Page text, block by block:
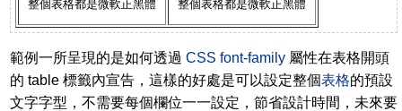
整個表格都是微軟正黑體 整個表格都是微軟正黑體
範例一所呈現的是如何透過 CSS font-family 屬性在表格開頭
的 table 標籤內宣告，這樣的好處是可以設定整個表格的預設
文字字型，不需要每個欄位一一設定，節省設計時間，未來要